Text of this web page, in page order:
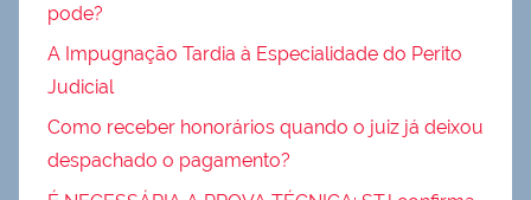
pode?
A Impugnação Tardia à Especialidade do Perito
Judicial
Como receber honorários quando o juiz já deixou
despachado o pagamento?